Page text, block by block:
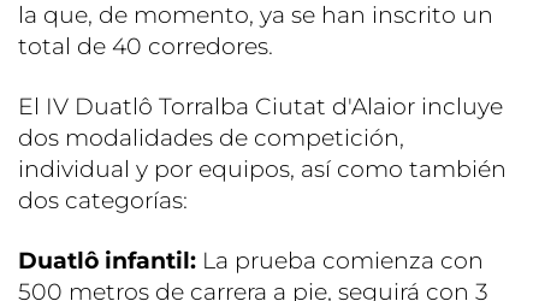
la que, de momento, ya se han inscrito un
total de 40 corredores.
El IV Duatlô Torralba Ciutat d'Alaior incluye
dos modalidades de competición,
individual y por equipos, así como también
dos categorías:
Duatlô infantil: La prueba comienza con
500 metros de carrera a pie, seguirá con 3